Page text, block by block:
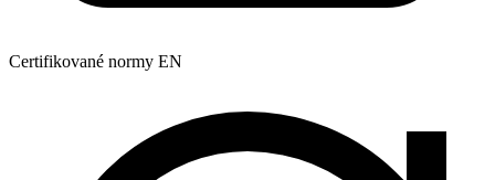
Certifikované normy EN